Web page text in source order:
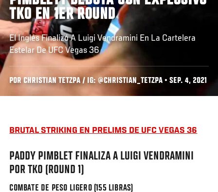
TKO EN 1ER ROUND
El Inglés Finalizó A Luigi Vendramini En La Cartelera
Estelar De UFC Vegas 36
POR CHRISTIAN TETZPA / IG: @CHRISTIAN_TETZPA • SEP. 4, 2021
BRUTAL STRIKING EN PRELIMS DE UFC VEGAS 36
PADDY PIMBLET FINALIZA A LUIGI VENDRAMINI
POR TKO (ROUND 1)
COMBATE DE PESO LIGERO (155 LIBRAS)